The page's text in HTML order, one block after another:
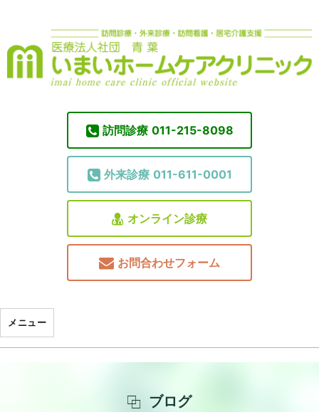
訪問診療 011-215-8098
外来診療 011-611-0001
オンライン診療
お問合わせフォーム
メニュー
ブログ